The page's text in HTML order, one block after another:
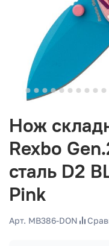
Нож
Rexbo
сталь D2
Pink
Арт. MB386-DON